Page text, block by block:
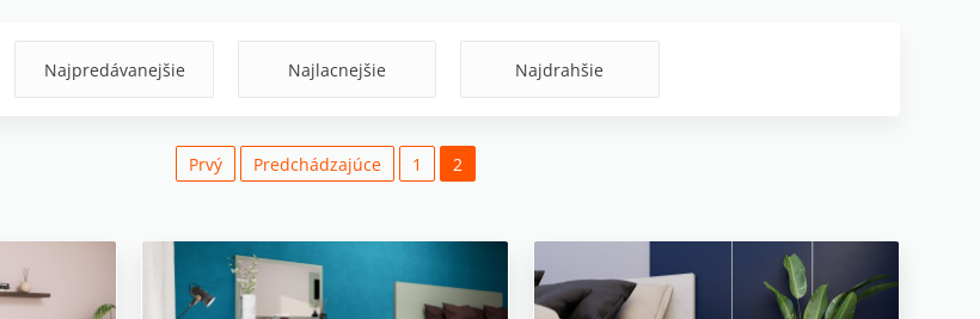
Najpredávanejšie Najlacnejšie Najdrahšie
Prvý Predchádzajúce 1 2